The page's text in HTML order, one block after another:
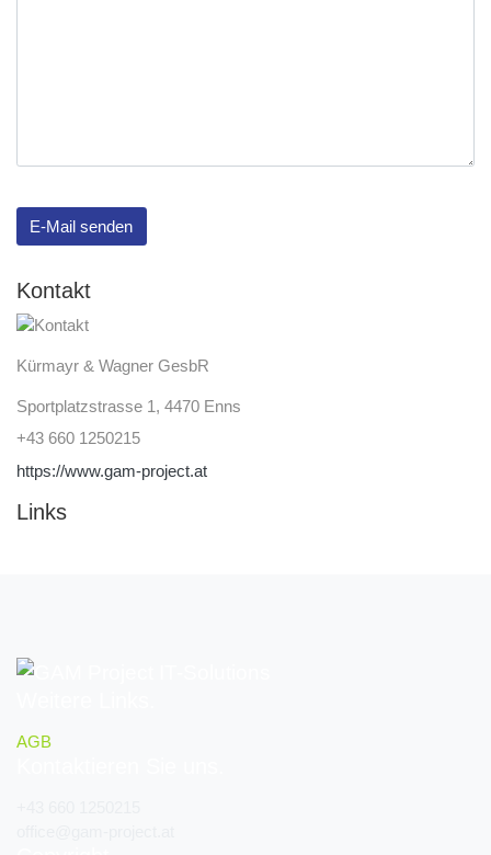
E-Mail senden
Kontakt
Kürmayr & Wagner GesbR
Sportplatzstrasse 1, 4470 Enns
+43 660 1250215
https://www.gam-project.at
Links
AGB